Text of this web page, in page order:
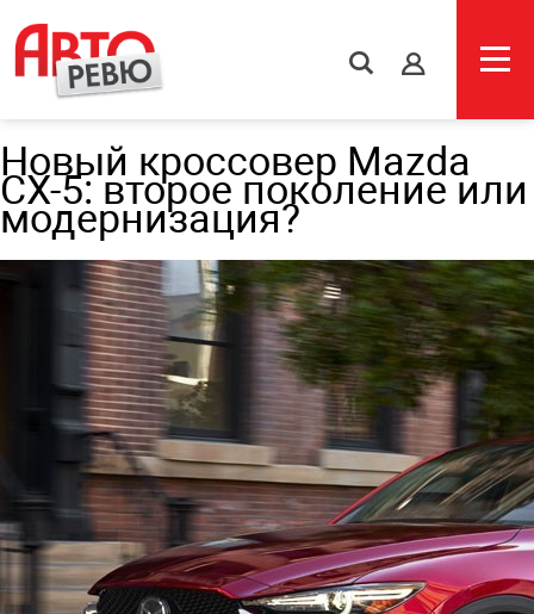
s
Новый кроссовер Mazda
CX-5: второе поколение или
модернизация?